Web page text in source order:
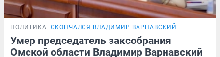
ПОЛИТИКА СКОНЧАЛСЯ ВЛАДИМИР ВАРНАВСКИЙ
Умер председатель заксобрания
Омской области Владимир Варнавский